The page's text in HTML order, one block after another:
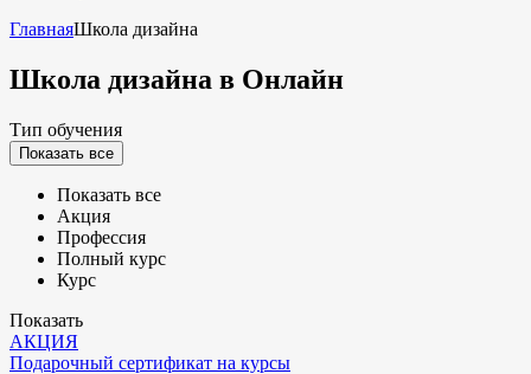
ГлавнаяШкола дизайна
Школа дизайна в Онлайн
Тип обучения
Показать все
Показать все
Акция
Профессия
Полный курс
Курс
Показать
АКЦИЯ
Подарочный сертификат на курсы